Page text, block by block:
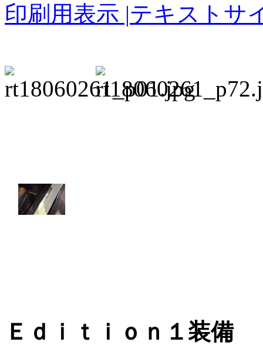
印刷用表示 |テキストサ
Ｅｄｉｔｉｏｎ１装備